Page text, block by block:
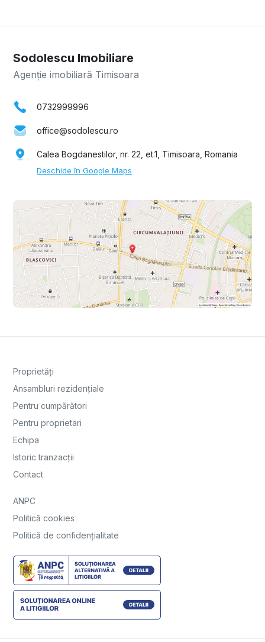
Sodolescu Imobiliare
Agenție imobiliară Timisoara
0732999996
office@sodolescu.ro
Calea Bogdanestilor, nr. 22, et.1, Timisoara, Romania
Deschide în Google Maps
Proprietăți
Ansambluri rezidențiale
Pentru cumpărători
Pentru proprietari
Echipa
Istoric tranzacții
Contact
ANPC
Politică cookies
Politică de confidențialitate